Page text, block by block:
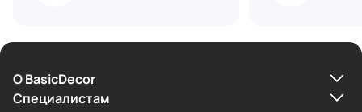
О BasicDecor
Cпециалистам